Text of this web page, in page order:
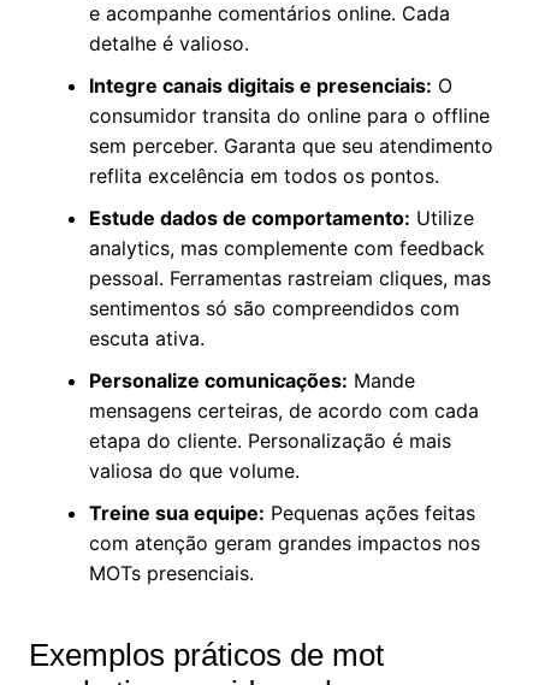
e acompanhe comentários online. Cada
detalhe é valioso.
Integre canais digitais e presenciais: O
consumidor transita do online para o offline
sem perceber. Garanta que seu atendimento
reflita excelência em todos os pontos.
Estude dados de comportamento: Utilize
analytics, mas complemente com feedback
pessoal. Ferramentas rastreiam cliques, mas
sentimentos só são compreendidos com
escuta ativa.
Personalize comunicações: Mande
mensagens certeiras, de acordo com cada
etapa do cliente. Personalização é mais
valiosa do que volume.
Treine sua equipe: Pequenas ações feitas
com atenção geram grandes impactos nos
MOTs presenciais.
Exemplos práticos de mot